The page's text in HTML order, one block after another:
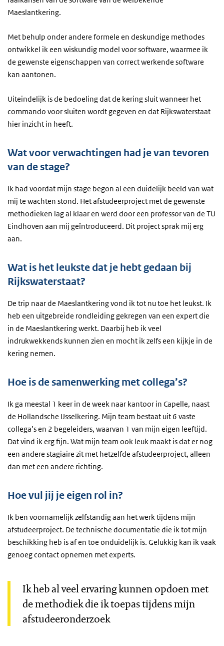
Maeslantkering.
Met behulp onder andere formele en deskundige methodes
ontwikkel ik een wiskundig model voor software, waarmee ik
de gewenste eigenschappen van correct werkende software
kan aantonen.
Uiteindelijk is de bedoeling dat de kering sluit wanneer het
commando voor sluiten wordt gegeven en dat Rijkswaterstaat
hier inzicht in heeft.
Wat voor verwachtingen had je van tevoren
van de stage?
Ik had voordat mijn stage begon al een duidelijk beeld van wat
mij te wachten stond. Het afstudeerproject met de gewenste
methodieken lag al klaar en werd door een professor van de TU
Eindhoven aan mij geïntroduceerd. Dit project sprak mij erg
aan.
Wat is het leukste dat je hebt gedaan bij
Rijkswaterstaat?
De trip naar de Maeslantkering vond ik tot nu toe het leukst. Ik
heb een uitgebreide rondleiding gekregen van een expert die
in de Maeslantkering werkt. Daarbij heb ik veel
indrukwekkends kunnen zien en mocht ik zelfs een kijkje in de
kering nemen.
Hoe is de samenwerking met collega’s?
Ik ga meestal 1 keer in de week naar kantoor in Capelle, naast
de Hollandsche IJsselkering. Mijn team bestaat uit 6 vaste
collega’s en 2 begeleiders, waarvan 1 van mijn eigen leeftijd.
Dat vind ik erg fijn. Wat mijn team ook leuk maakt is dat er nog
een andere stagiaire zit met hetzelfde afstudeerproject, alleen
dan met een andere richting.
Hoe vul jij je eigen rol in?
Ik ben voornamelijk zelfstandig aan het werk tijdens mijn
afstudeerproject. De technische documentatie die ik tot mijn
beschikking heb is af en toe onduidelijk is. Gelukkig kan ik vaak
genoeg contact opnemen met experts.
Ik heb al veel ervaring kunnen opdoen met
de methodiek die ik toepas tijdens mijn
afstudeeronderzoek